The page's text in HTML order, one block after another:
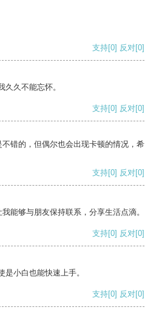
支持[0] 反对[0]
久不能忘怀。
支持[0] 反对[0]
错的，但偶尔也会出现卡顿的情况，希
支持[0] 反对[0]
能够与朋友保持联系，分享生活点滴。
支持[0] 反对[0]
小白也能快速上手。
支持[0] 反对[0]